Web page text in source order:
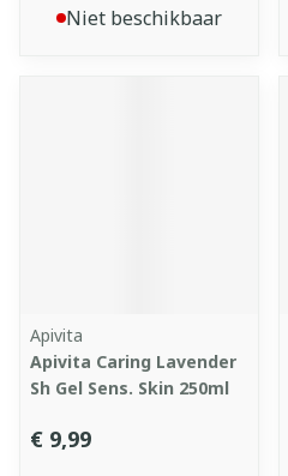
Niet beschikbaar
Apivita
Apivita Caring Lavender
Sh Gel Sens. Skin 250ml
€ 9,99